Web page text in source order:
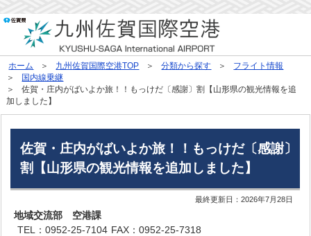
ホーム 九州佐賀国際空港TOP 分類から探す
フライト情報
国内線乗継
佐賀・庄内がばいよか旅！！もっけだ〔感謝〕割【山形県の観光情報を追
加しました】
佐賀・庄内がばいよか旅！！もっけだ〔感謝〕
割【山形県の観光情報を追加しました】
最終更新日：2026年7月28日
地域交流部 空港課
TEL：0952-25-7104 FAX：0952-25-7318